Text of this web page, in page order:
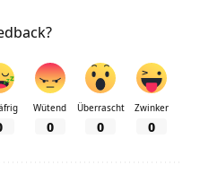
Wütend
0
Überrascht
0
Zwinker
0